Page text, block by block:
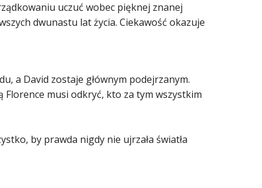
uczuć wobec pięknej znanej
dwunastu lat życia. Ciekawość okazuje
a David zostaje głównym podejrzanym.
Florence musi odkryć, kto za tym wszystkim
by prawda nigdy nie ujrzała światła